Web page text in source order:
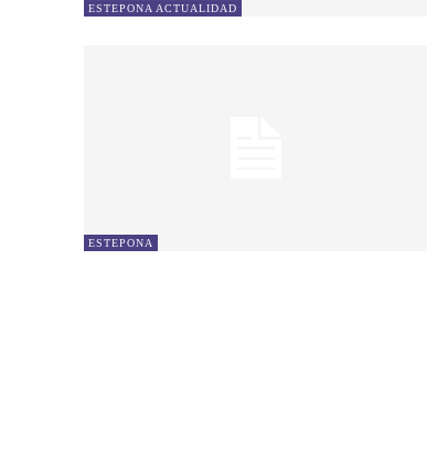
ESTEPONA ACTUALIDAD
ESTEPONA